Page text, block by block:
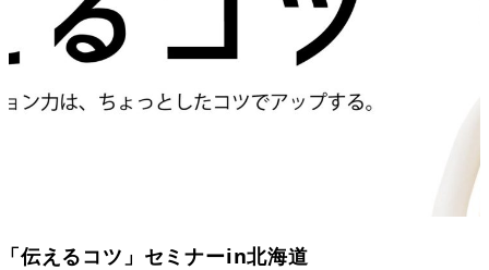
「伝えるコツ」セミナーin北海道